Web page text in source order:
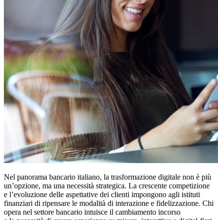
Nel panorama bancario italiano, la trasformazione digitale non è più
un’opzione, ma una necessità strategica. La crescente competizione
e l’evoluzione delle aspettative dei clienti impongono agli istituti
finanziari di ripensare le modalità di interazione e fidelizzazione. Chi
opera nel settore bancario intuisce il cambiamento incorso